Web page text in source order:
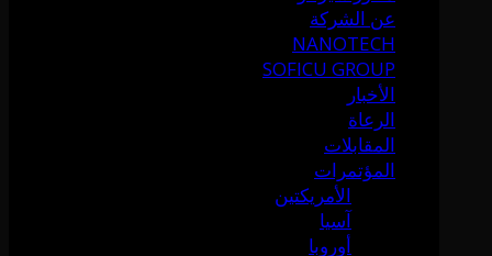
عن الشركة
NANOTECH
SOFICU GROUP
الأخبار
الرعاة
المقابلات
المؤتمرات
الأمريكتين
آسيا
أوروبا